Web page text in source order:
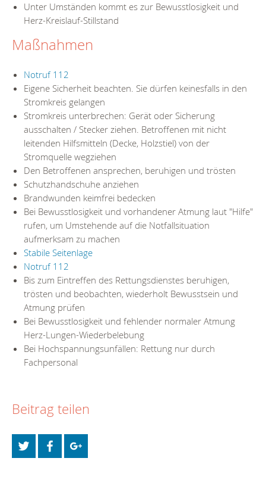
Unter Umständen kommt es zur Bewusstlosigkeit und
Herz-Kreislauf-Stillstand
Maßnahmen
Notruf 112
Eigene Sicherheit beachten. Sie dürfen keinesfalls in den
Stromkreis gelangen
Stromkreis unterbrechen: Gerät oder Sicherung
ausschalten / Stecker ziehen. Betroffenen mit nicht
leitenden Hilfsmitteln (Decke, Holzstiel) von der
Stromquelle wegziehen
Den Betroffenen ansprechen, beruhigen und trösten
Schutzhandschuhe anziehen
Brandwunden keimfrei bedecken
Bei Bewusstlosigkeit und vorhandener Atmung laut "Hilfe"
rufen, um Umstehende auf die Notfallsituation
aufmerksam zu machen
Stabile Seitenlage
Notruf 112
Bis zum Eintreffen des Rettungsdienstes beruhigen,
trösten und beobachten, wiederholt Bewusstsein und
Atmung prüfen
Bei Bewusstlosigkeit und fehlender normaler Atmung
Herz-Lungen-Wiederbelebung
Bei Hochspannungsunfällen: Rettung nur durch
Fachpersonal
Beitrag teilen